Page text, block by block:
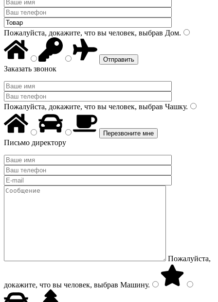
Пожалуйста, докажите, что вы человек, выбрав Дом.
Заказать звонок
Пожалуйста, докажите, что вы человек, выбрав Чашку.
Письмо директору
Пожалуйста,
докажите, что вы человек, выбрав Машину.